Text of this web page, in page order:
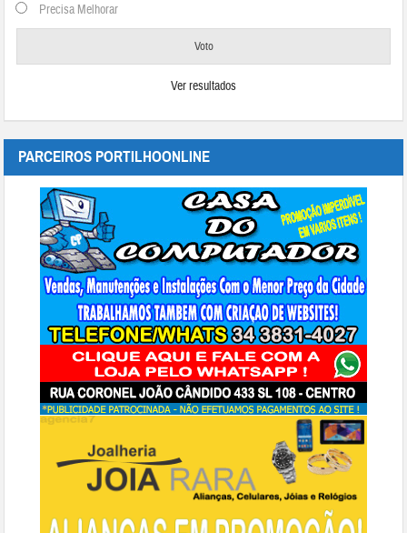
Precisa Melhorar
Ver resultados
PARCEIROS PORTILHOONLINE